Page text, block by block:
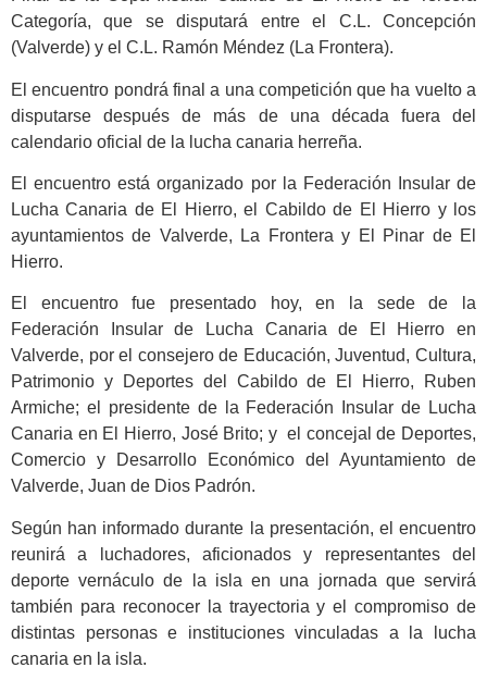
Categoría, que se disputará entre el C.L. Concepción
(Valverde) y el C.L. Ramón Méndez (La Frontera).
El encuentro pondrá final a una competición que ha vuelto a
disputarse después de más de una década fuera del
calendario oficial de la lucha canaria herreña.
El encuentro está organizado por la Federación Insular de
Lucha Canaria de El Hierro, el Cabildo de El Hierro y los
ayuntamientos de Valverde, La Frontera y El Pinar de El
Hierro.
El encuentro fue presentado hoy, en la sede de la
Federación Insular de Lucha Canaria de El Hierro en
Valverde, por el consejero de Educación, Juventud, Cultura,
Patrimonio y Deportes del Cabildo de El Hierro, Ruben
Armiche; el presidente de la Federación Insular de Lucha
Canaria en El Hierro, José Brito; y el concejal de Deportes,
Comercio y Desarrollo Económico del Ayuntamiento de
Valverde, Juan de Dios Padrón.
Según han informado durante la presentación, el encuentro
reunirá a luchadores, aficionados y representantes del
deporte vernáculo de la isla en una jornada que servirá
también para reconocer la trayectoria y el compromiso de
distintas personas e instituciones vinculadas a la lucha
canaria en la isla.